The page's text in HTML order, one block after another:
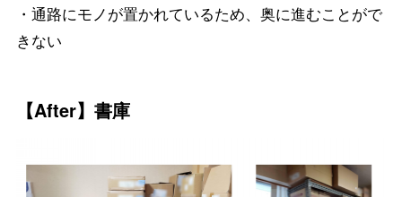
・通路にモノが置かれているため、奥に進むことがで
きない
【After】書庫